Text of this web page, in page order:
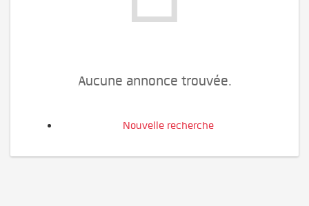
Aucune annonce trouvée.
Nouvelle recherche